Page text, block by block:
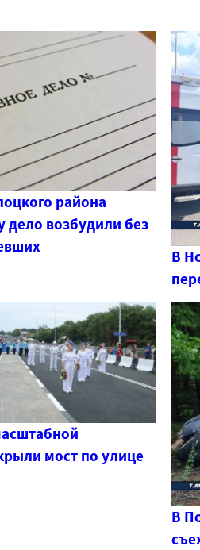
района
дело возбудили без
В
мост по улице
В